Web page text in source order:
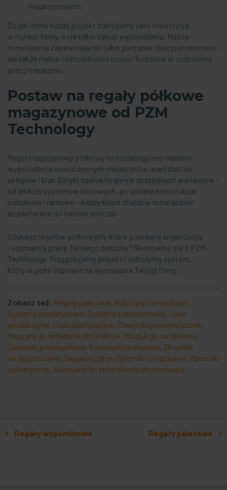
magazynowymi.
Dzięki temu każdy projekt traktujemy jako inwestycję
w rozwój firmy, a nie tylko zakup wyposażenia. Nasze
rozwiązania zapewniają nie tylko porządek i bezpieczeństwo,
ale także realne oszczędności czasu i kosztów w codziennej
pracy magazynu.
Postaw na regały półkowe
magazynowe od PZM
Technology
Regał magazynowy półkowy to niezastąpiony element
wyposażenia nowoczesnych magazynów, warsztatów,
sklepów i biur. Dzięki szerokiej gamie dostępnych wariantów –
od lekkich systemów biurowych, po solidne konstrukcje
metalowe i ramowe – każdy klient znajdzie rozwiązanie
dopasowane do swoich potrzeb.
Szukasz regałów półkowych, które poprawią organizację
i usprawnią pracę Twojego zespołu? Skontaktuj się z PZM
Technology. Przygotujemy projekt i wdrożymy system,
który w pełni odpowie na wymagania Twojej firmy.
Zobacz też: Regały paletowe, Roboty przemysłowe,
Systemy magazynowe, Systemy transportowe, Linie
produkcyjne, Linie paletyzujące, Chwytaki pneumatyczne,
Maszyny do składania zbiorników, Produkcja na zlecenie,
Zbiorniki przemysłowe, Konstrukcje stalowe, Zbiorniki
na deszczówkę, Depaletyzator, Zbiorniki nierdzewne, Zbiorniki
cylindryczne, Akcesoria do zbiornika na deszczówkę
Regały wspornikowe Regały paletowe